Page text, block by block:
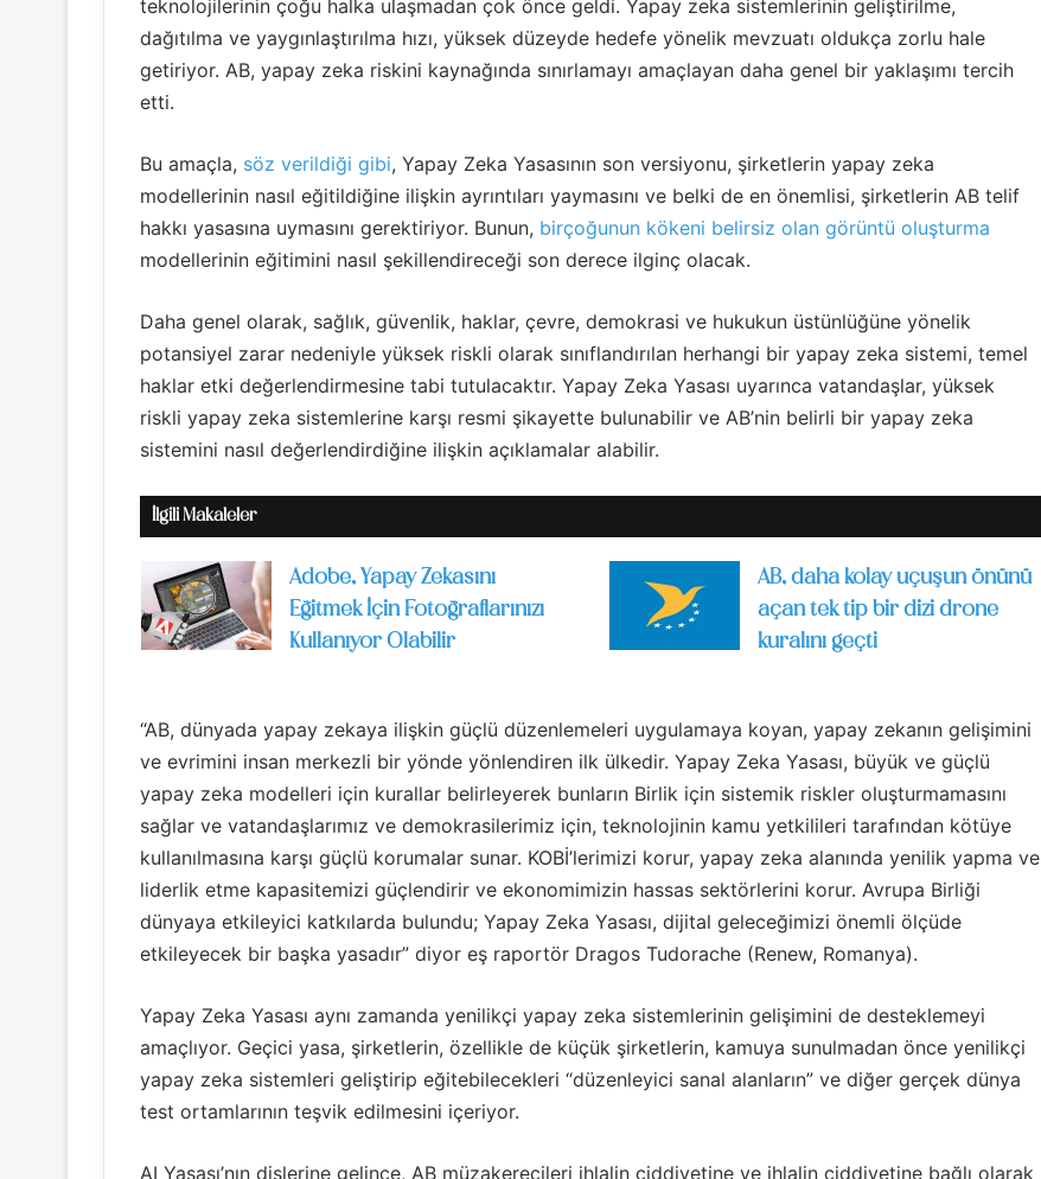
teknolojilerinin çoğu halka ulaşmadan çok önce geldi. Yapay zeka sistemlerinin geliştirilme,
dağıtılma ve yaygınlaştırılma hızı, yüksek düzeyde hedefe yönelik mevzuatı oldukça zorlu hale
getiriyor. AB, yapay zeka riskini kaynağında sınırlamayı amaçlayan daha genel bir yaklaşımı tercih
etti.
Bu amaçla, söz verildiği gibi, Yapay Zeka Yasasının son versiyonu, şirketlerin yapay zeka
modellerinin nasıl eğitildiğine ilişkin ayrıntıları yaymasını ve belki de en önemlisi, şirketlerin AB telif
hakkı yasasına uymasını gerektiriyor. Bunun, birçoğunun kökeni belirsiz olan görüntü oluşturma
modellerinin eğitimini nasıl şekillendireceği son derece ilginç olacak.
Daha genel olarak, sağlık, güvenlik, haklar, çevre, demokrasi ve hukukun üstünlüğüne yönelik
potansiyel zarar nedeniyle yüksek riskli olarak sınıflandırılan herhangi bir yapay zeka sistemi, temel
haklar etki değerlendirmesine tabi tutulacaktır. Yapay Zeka Yasası uyarınca vatandaşlar, yüksek
riskli yapay zeka sistemlerine karşı resmi şikayette bulunabilir ve AB’nin belirli bir yapay zeka
sistemini nasıl değerlendirdiğine ilişkin açıklamalar alabilir.
İlgili Makaleler
Adobe, Yapay Zekasını
Eğitmek İçin Fotoğraflarınızı
Kullanıyor Olabilir
AB, daha kolay uçuşun önünü
açan tek tip bir dizi drone
kuralını geçti
“AB, dünyada yapay zekaya ilişkin güçlü düzenlemeleri uygulamaya koyan, yapay zekanın gelişimini
ve evrimini insan merkezli bir yönde yönlendiren ilk ülkedir. Yapay Zeka Yasası, büyük ve güçlü
yapay zeka modelleri için kurallar belirleyerek bunların Birlik için sistemik riskler oluşturmamasını
sağlar ve vatandaşlarımız ve demokrasilerimiz için, teknolojinin kamu yetkilileri tarafından kötüye
kullanılmasına karşı güçlü korumalar sunar. KOBİ’lerimizi korur, yapay zeka alanında yenilik yapma ve
liderlik etme kapasitemizi güçlendirir ve ekonomimizin hassas sektörlerini korur. Avrupa Birliği
dünyaya etkileyici katkılarda bulundu; Yapay Zeka Yasası, dijital geleceğimizi önemli ölçüde
etkileyecek bir başka yasadır” diyor eş raportör Dragos Tudorache (Renew, Romanya).
Yapay Zeka Yasası aynı zamanda yenilikçi yapay zeka sistemlerinin gelişimini de desteklemeyi
amaçlıyor. Geçici yasa, şirketlerin, özellikle de küçük şirketlerin, kamuya sunulmadan önce yenilikçi
yapay zeka sistemleri geliştirip eğitebilecekleri “düzenleyici sanal alanların” ve diğer gerçek dünya
test ortamlarının teşvik edilmesini içeriyor.
AI Yasası’nın dişlerine gelince, AB müzakerecileri ihlalin ciddiyetine ve ihlalin ciddiyetine bağlı olarak